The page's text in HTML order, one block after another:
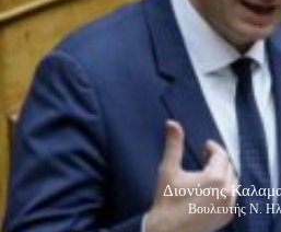
Διονύσης
Βουλευτής Ν.